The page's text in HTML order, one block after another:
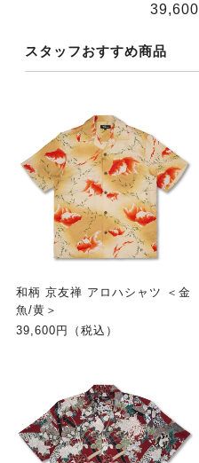
39,600
スタッフおすすめ商品
和柄 京友禅 アロハシャツ ＜金
魚/黄＞
39,600円（税込）